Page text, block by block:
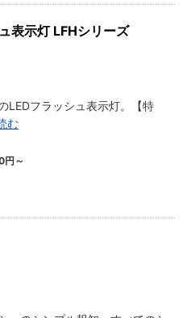
表示灯 LFHシリーズ
LEDフラッシュ表示灯。【特
む
円～